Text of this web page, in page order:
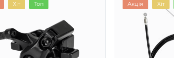
Хіт Топ Акція Хіт